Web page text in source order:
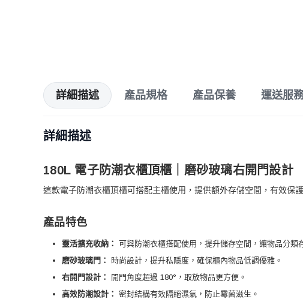
詳細描述 產品規格 產品保養 運送服
詳細描述
180L 電子防潮衣櫃頂櫃｜磨砂玻璃右開門設計
這款電子防潮衣櫃頂櫃可搭配主櫃使用，提供額外存儲空間，有效保
產品特色
靈活擴充收納： 可與防潮衣櫃搭配使用，提升儲存空間，讓物品分類
磨砂玻璃門：
時尚設計，提升私隱度，確保櫃內物品低調優雅。
右開門設計：
開門角度超過 180°，取放物品更方便。
高效防潮設計： 密封結構有效隔絕濕氣，防止霉菌滋生。